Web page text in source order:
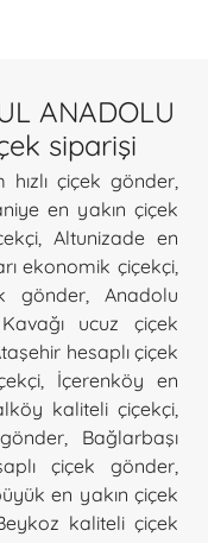
ANADOLU
siparişi
hızlı çiçek gönder,
en yakın çiçek
,Altunizade en
ekonomik çiçekçi,
gönder,Anadolu
ucuz çiçek
hesaplı çiçek
, İçerenköy en
kaliteli çiçekçi,
, Bağlarbaşı
çiçek gönder,
en yakın çiçek
kaliteli çiçek